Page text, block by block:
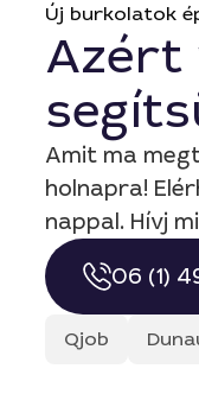
Új burkolatok
Azért
Amit ma
holnapra!
nappal. Hívj
06 (1)
Qjob